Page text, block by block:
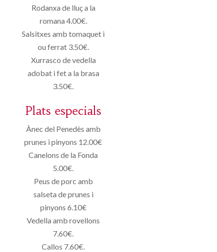
Rodanxa de lluç a la
romana 4.00€.
Salsitxes amb tomaquet i
ou ferrat 3.50€.
Xurrasco de vedella
adobat i fet a la brasa
3.50€.
Plats especials
Ànec del Penedès amb
prunes i pinyons 12.00€
Canelons de la Fonda
5.00€.
Peus de porc amb
salseta de prunes i
pinyons 6.10€
Vedella amb rovellons
7.60€.
Callos 7.60€.